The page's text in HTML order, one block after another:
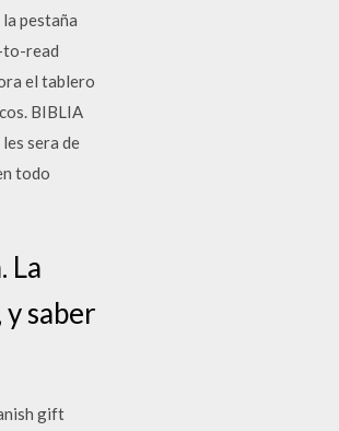
pestaña
to-read
el tablero
BIBLIA
sera de
todo
La
saber
gift